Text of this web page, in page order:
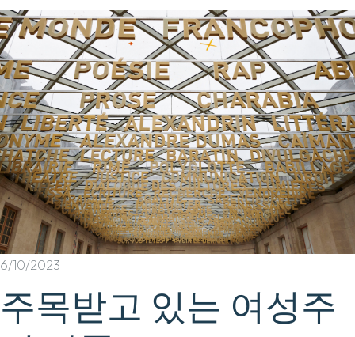
6/10/2023
주목받고 있는 여성주